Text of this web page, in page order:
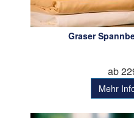
Graser
ab
Mehr